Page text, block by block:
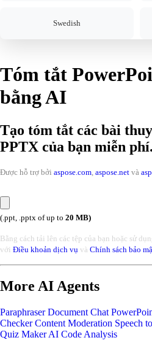
Swedish
Tóm tắt
bằng AI
Tạo tóm tắt các bài
PPTX của bạn miễn phí.
Được hỗ trợ bởi aspose.com aspose.net và
(.ppt, .pptx of up to 20 MB)
Bằng cách tải lên các tệp của bạn hoặc sử
với Điều khoản dịch vụ và Chính sách bảo
More AI Agents
Paraphraser Document Chat
Checker Content Moderation Speech
Quiz Maker AI Code Analysis